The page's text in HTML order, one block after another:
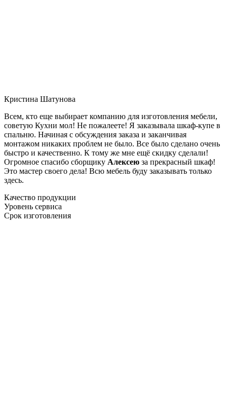
Кристина Шатунова
Всем, кто еще выбирает компанию для изготовления мебели,
советую Кухни мол! Не пожалеете! Я заказывала шкаф-купе в
спальню. Начиная с обсуждения заказа и заканчивая
монтажом никаких проблем не было. Все было сделано очень
быстро и качественно. К тому же мне ещё скидку сделали!
Огромное спасибо сборщику Алексею за прекрасный шкаф!
Это мастер своего дела! Всю мебель буду заказывать только
здесь.
Качество продукции
Уровень сервиса
Срок изготовления